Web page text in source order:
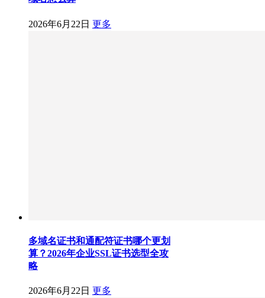
2026年6月22日 更多
多域名证书和通配符证书哪个更划
算？2026年企业SSL证书选型全攻
略
2026年6月22日 更多